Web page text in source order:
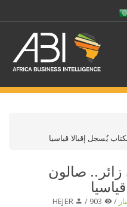
مليون زائر.. صالون
/
HEJER